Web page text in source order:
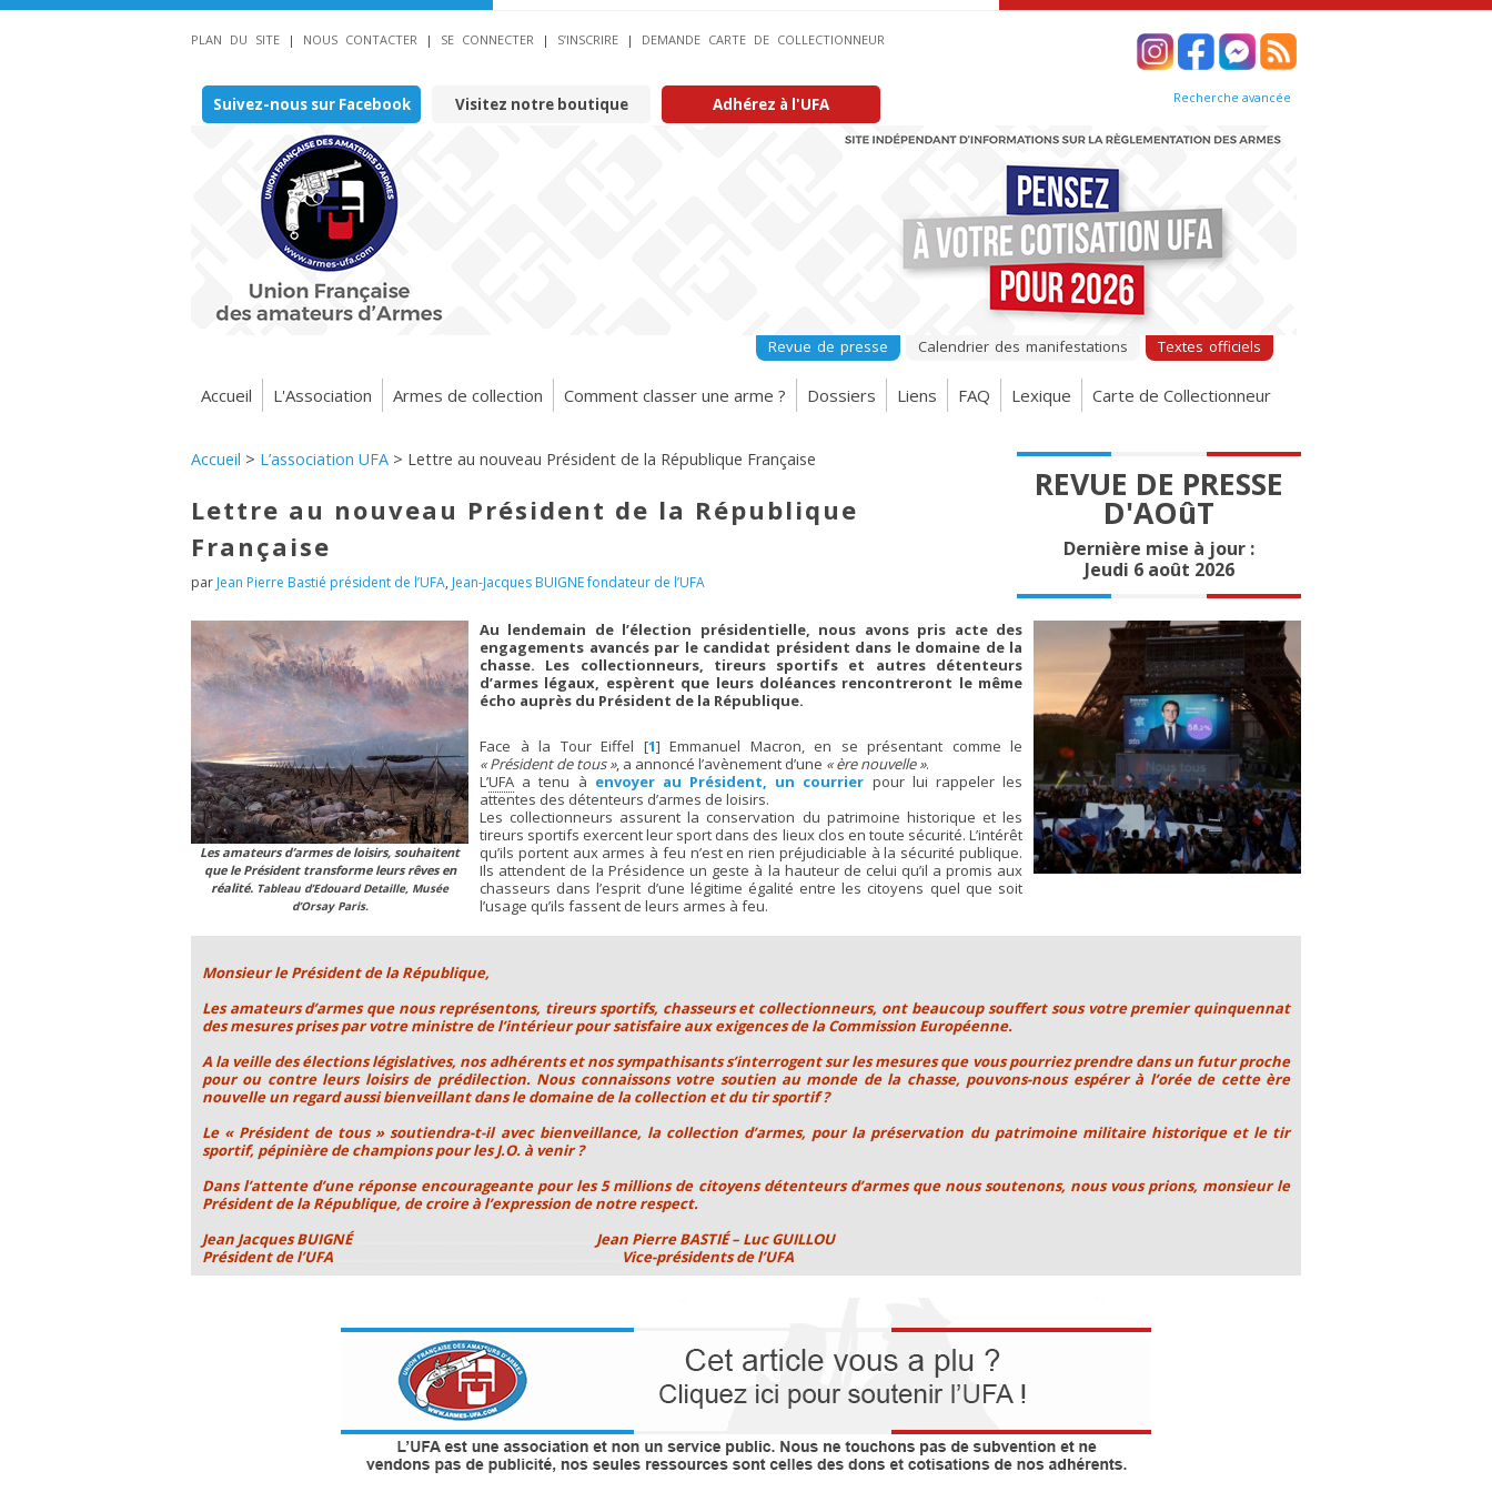
PLAN DU SITE | NOUS CONTACTER | SE CONNECTER | S’INSCRIRE | DEMANDE CARTE DE COLLECTIONNEUR
Suivez-nous sur Facebook Visitez notre boutique Adhérez à l'UFA Recherche avancée
Revue de presse Calendrier des manifestations Textes officiels
Accueil L'Association Armes de collection Comment classer une arme ? Dossiers Liens FAQ Lexique Carte de Collectionneur
REVUE DE PRESSE
D'AOûT
Dernière mise à jour :
Jeudi 6 août 2026
Accueil > L’association UFA > Lettre au nouveau Président de la République Française
Lettre au nouveau Président de la République
Française
par Jean Pierre Bastié président de l’UFA, Jean-Jacques BUIGNE fondateur de l’UFA
Les amateurs d’armes de loisirs, souhaitent
que le Président transforme leurs rêves en
réalité. Tableau d’Edouard Detaille, Musée
d’Orsay Paris.
Au lendemain de l’élection présidentielle, nous avons pris acte des
engagements avancés par le candidat président dans le domaine de la
chasse. Les collectionneurs, tireurs sportifs et autres détenteurs
d’armes légaux, espèrent que leurs doléances rencontreront le même
écho auprès du Président de la République.
Face à la Tour Eiffel [1] Emmanuel Macron, en se présentant comme le
« Président de tous », a annoncé l’avènement d’une « ère nouvelle ».
L’UFA a tenu à envoyer au Président, un courrier pour lui rappeler les
attentes des détenteurs d’armes de loisirs.
Les collectionneurs assurent la conservation du patrimoine historique et les
tireurs sportifs exercent leur sport dans des lieux clos en toute sécurité. L’intérêt
qu’ils portent aux armes à feu n’est en rien préjudiciable à la sécurité publique.
Ils attendent de la Présidence un geste à la hauteur de celui qu’il a promis aux
chasseurs dans l’esprit d’une légitime égalité entre les citoyens quel que soit
l’usage qu’ils fassent de leurs armes à feu.
Monsieur le Président de la République,
Les amateurs d’armes que nous représentons, tireurs sportifs, chasseurs et collectionneurs, ont beaucoup souffert sous votre premier quinquennat
des mesures prises par votre ministre de l’intérieur pour satisfaire aux exigences de la Commission Européenne.
A la veille des élections législatives, nos adhérents et nos sympathisants s’interrogent sur les mesures que vous pourriez prendre dans un futur proche
pour ou contre leurs loisirs de prédilection. Nous connaissons votre soutien au monde de la chasse, pouvons-nous espérer à l’orée de cette ère
nouvelle un regard aussi bienveillant dans le domaine de la collection et du tir sportif ?
Le « Président de tous » soutiendra-t-il avec bienveillance, la collection d’armes, pour la préservation du patrimoine militaire historique et le tir
sportif, pépinière de champions pour les J.O. à venir ?
Dans l’attente d’une réponse encourageante pour les 5 millions de citoyens détenteurs d’armes que nous soutenons, nous vous prions, monsieur le
Président de la République, de croire à l’expression de notre respect.
Jean Jacques BUIGNÉ………………………………………………….. Jean Pierre BASTIÉ – Luc GUILLOU
Président de l’UFA……………………………………………………………. Vice-présidents de l’UFA